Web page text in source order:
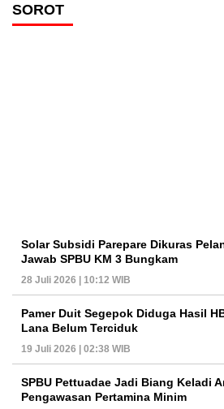
SOROT
Solar Subsidi Parepare Dikuras
Jawab SPBU KM 3 Bungkam
28 Juli 2026 | 10:12 WIB
Pamer Duit Segepok Diduga Hasil
Lana Belum Terciduk
19 Juli 2026 | 02:38 WIB
SPBU Pettuadae Jadi Biang Keladi
Pengawasan Pertamina Minim